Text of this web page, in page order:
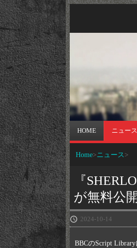
HOME ニュース
Home ニュース
『
が無料公
2024-10-14
BBCのScript